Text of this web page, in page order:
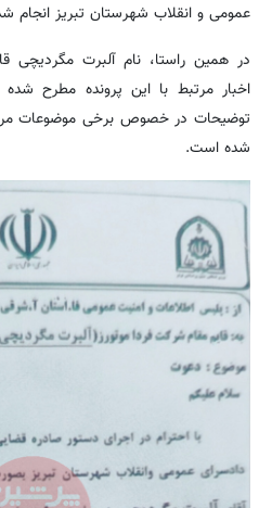
عمومی و انقلاب شهرستان تبریز انجام
در همین راستا، نام آلبرت مگردیچی
اخبار مرتبط با این پرونده مطرح
توضیحات در خصوص برخی موضوعات
شده است.